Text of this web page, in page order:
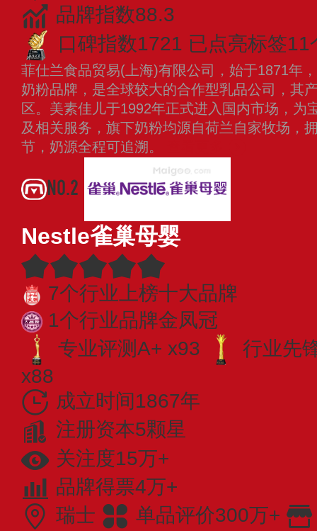
品牌指数88.3
口碑指数1721 已点亮标签11
菲仕兰食品贸易(上海)有限公司，始于1871年
奶粉品牌，是全球较大的合作型乳品公司，其
区。美素佳儿于1992年正式进入国内市场，为
及相关服务，旗下奶粉均源自荷兰自家牧场，
节，奶源全程可追溯。
NO.2
Nestle雀巢母婴
7个行业上榜十大品牌
1个行业品牌金凤冠
专业评测A+ x93
行业先
x88
成立时间1867年
注册资本5颗星
关注度15万+
品牌得票4万+
瑞士
单品评价300万+